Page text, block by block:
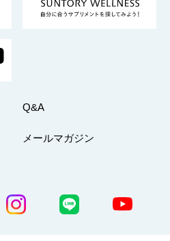
Q&A
メールマガジン